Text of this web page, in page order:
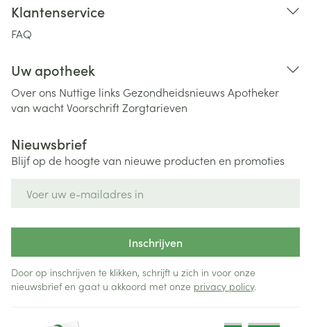
Klantenservice
FAQ
Uw apotheek
Over ons Nuttige links Gezondheidsnieuws Apotheker
van wachtVoorschriftZorgtarieven
Nieuwsbrief
Blijf op de hoogte van nieuwe producten en promoties
Inschrijven
Door op inschrijven te klikken, schrijft u zich in voor onze
nieuwsbrief en gaat u akkoord met onze privacy policy.